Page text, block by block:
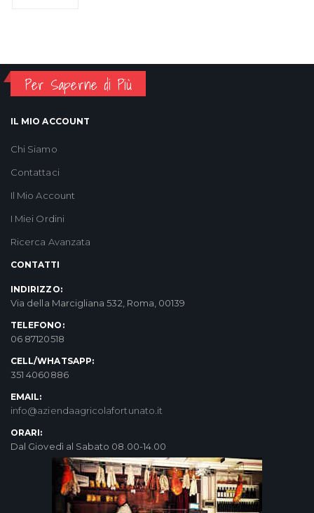
Per Saperne di Più
IL MIO ACCOUNT
Chi Siamo
Contattaci
Il Mio Account
I Miei Ordini
Ricerca Avanzata
CONTATTI
INDIRIZZO:
Via della Marcigliana 532, Roma, 00139
TELEFONO:
06 87120518
CELL/WHATSAPP:
351 4060886
EMAIL:
info@aziendaagricolafortunato.it
ORARI:
Dal Giovedì al Sabato 08.00-14.00